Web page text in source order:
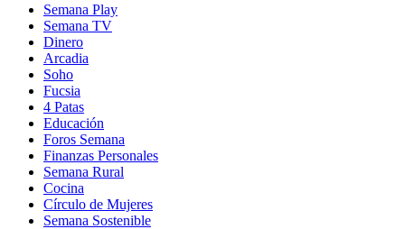
Semana Play
Semana TV
Dinero
Arcadia
Soho
in
new
window
Fucsia
in
new
window
4 Patas
Educación
Foros Semana
Finanzas Personales
Semana Rural
Cocina
Círculo de Mujeres
Semana Sostenible